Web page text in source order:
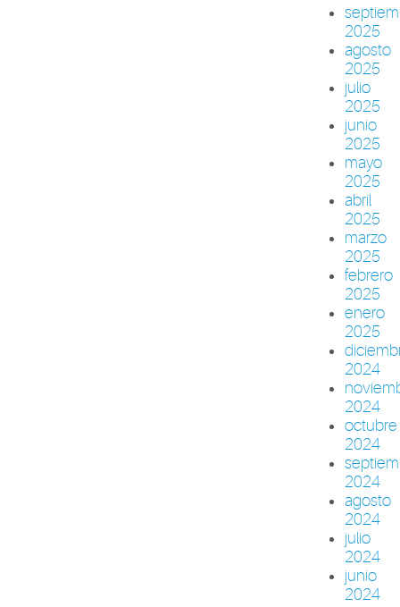
2025
agosto
2025
julio
2025
junio
2025
mayo
2025
abril
2025
marzo
2025
febrero
2025
enero
2025
2024
2024
octubre
2024
2024
agosto
2024
julio
2024
junio
2024